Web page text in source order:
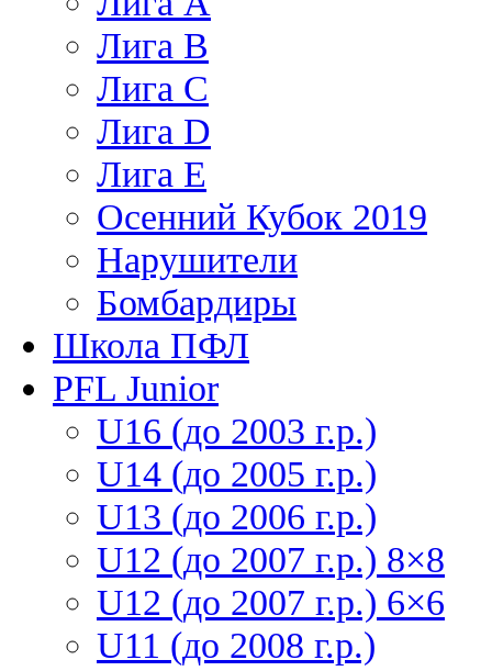
Лига В
Лига С
Лига D
Лига Е
Осенний Кубок 2019
Нарушители
Бомбардиры
Школа ПФЛ
PFL Junior
U16 (до 2003 г.р.)
U14 (до 2005 г.р.)
U13 (до 2006 г.р.)
U12 (до 2007 г.р.) 8×8
U12 (до 2007 г.р.) 6×6
U11 (до 2008 г.р.)